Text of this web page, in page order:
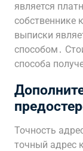
является
собственнике
выписки
способом․
способа
Точность
точный адрес